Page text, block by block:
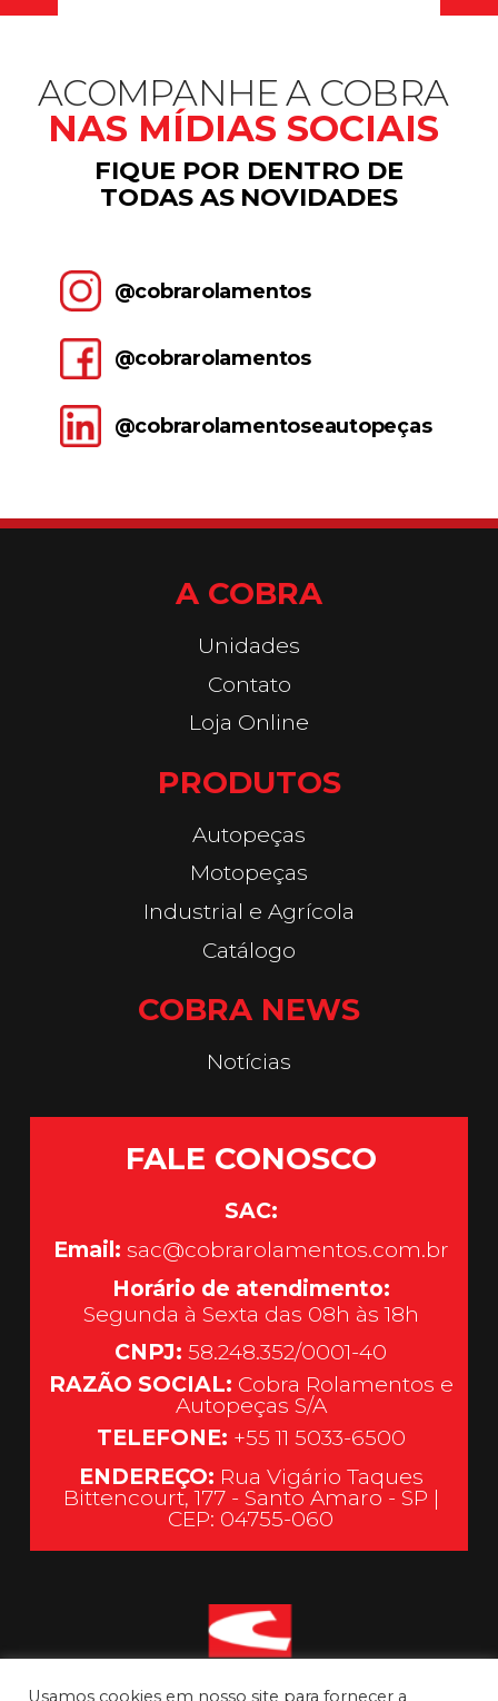
ACOMPANHE A COBRA
NAS MÍDIAS SOCIAIS
FIQUE POR DENTRO DE
TODAS AS NOVIDADES
@cobrarolamentos
@cobrarolamentos
@cobrarolamentoseautopeças
A COBRA
Unidades
Contato
Loja Online
PRODUTOS
Autopeças
Motopeças
Industrial e Agrícola
Catálogo
COBRA NEWS
Notícias
FALE CONOSCO
SAC:
Email: sac@cobrarolamentos.com.br
Horário de atendimento:
Segunda à Sexta das 08h às 18h
CNPJ: 58.248.352/0001-40
RAZÃO SOCIAL: Cobra Rolamentos e
Autopeças S/A
TELEFONE: +55 11 5033-6500
ENDEREÇO: Rua Vigário Taques
Bittencourt, 177 - Santo Amaro - SP |
CEP: 04755-060
Usamos cookies em nosso site para fornecer a